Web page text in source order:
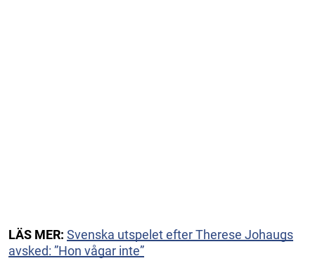
LÄS MER: Svenska utspelet efter Therese Johaugs
avsked: ”Hon vågar inte”